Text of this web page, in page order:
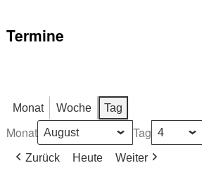
Termine
Monat Woche Tag
Monat Tag
Zurück Heute Weiter